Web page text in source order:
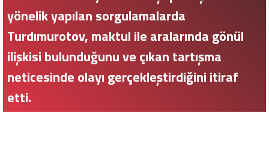
yönelik yapılan sorgulamalarda
Turdımurotov, maktul ile aralarında gönül
ilişkisi bulunduğunu ve çıkan tartışma
neticesinde olayı gerçekleştirdiğini itiraf
etti.